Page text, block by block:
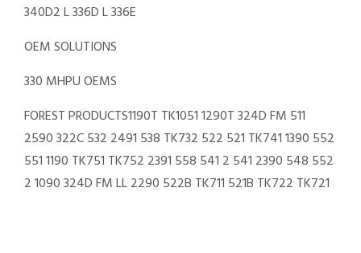
340D2 L 336D L 336E
OEM SOLUTIONS
330 MHPU OEMS
FOREST PRODUCTS1190T TK1051 1290T 324D FM 511
2590 322C 532 2491 538 TK732 522 521 TK741 1390 552
551 1190 TK751 TK752 2391 558 541 2 541 2390 548 552
2 1090 324D FM LL 2290 522B TK711 521B TK722 TK721